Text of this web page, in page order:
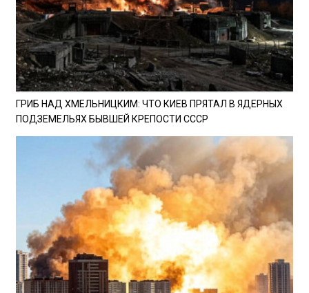
ГРИБ НАД ХМЕЛЬНИЦКИМ: ЧТО КИЕВ ПРЯТАЛ В ЯДЕРНЫХ
ПОДЗЕМЕЛЬЯХ БЫВШЕЙ КРЕПОСТИ СССР